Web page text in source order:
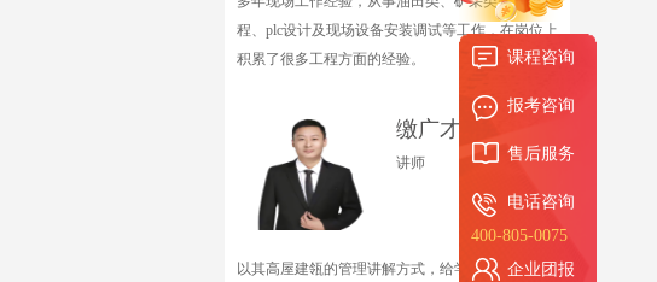
课程咨询
报考咨询
售后服务
电话咨询
400-805-0075
企业团报
程、plc设计及现场设备安装调试等工作，在岗位上
积累了很多工程方面的经验。
缴广才
讲师
以其高屋建瓴的管理讲解方式，给学生们带来了醍